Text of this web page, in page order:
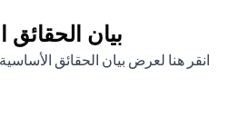
بيان الحقائق
انقر هنا لعرض بيان الحقائق